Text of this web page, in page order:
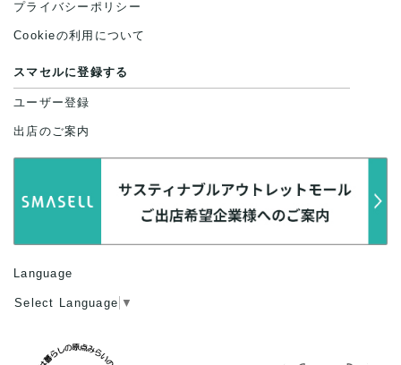
プライバシーポリシー
Cookieの利用について
スマセルに登録する
ユーザー登録
出店のご案内
Language
Select Language ▼